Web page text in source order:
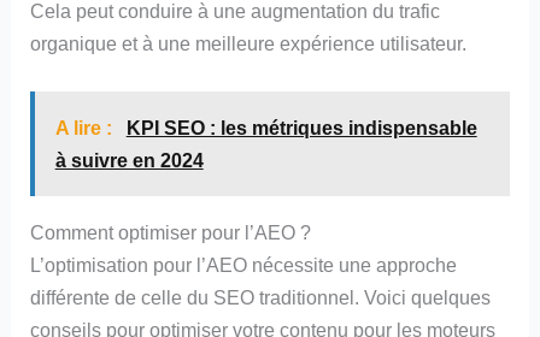
Cela peut conduire à une augmentation du trafic
organique et à une meilleure expérience utilisateur.
A lire :
KPI SEO : les métriques indispensable
à suivre en 2024
Comment optimiser pour l’AEO ?
L’optimisation pour l’AEO nécessite une approche
différente de celle du SEO traditionnel. Voici quelques
conseils pour optimiser votre contenu pour les moteurs